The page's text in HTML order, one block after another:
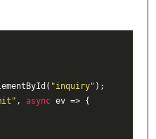
"inquiry" );
, async ev => {